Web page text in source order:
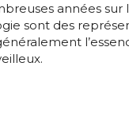
années sur
sont des